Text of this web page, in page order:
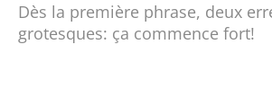
Dès la première phrase, deux
grotesques: ça commence fort!